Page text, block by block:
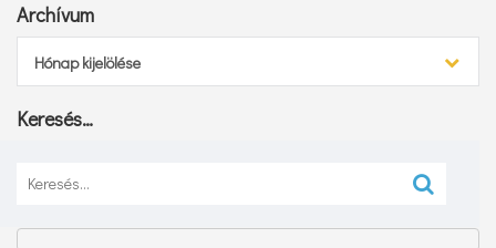
Archívum
Hónap kijelölése
Keresés…
Keresés: